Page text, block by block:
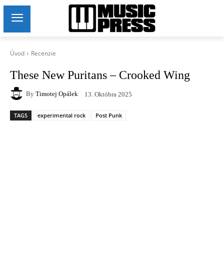
Úvod Recenzie
These New Puritans – Crooked Wing
By Timotej Opálek 13. Októbra 2025
TAGS experimental rock Post Punk